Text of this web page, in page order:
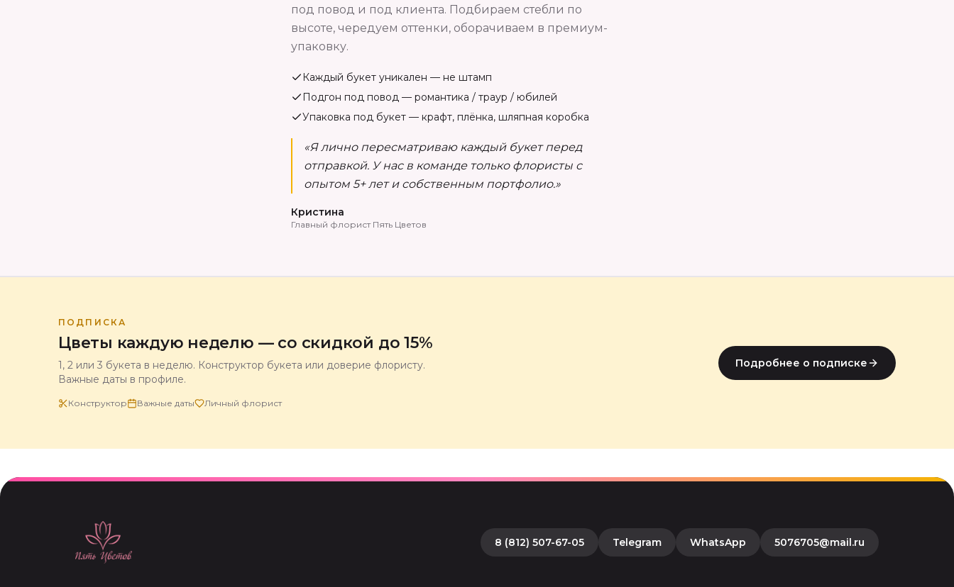
под повод и под клиента. Подбираем стебли по
высоте, чередуем оттенки, оборачиваем в премиум-
упаковку.
Каждый букет уникален — не штамп
Подгон под повод — романтика / траур / юбилей
Упаковка под букет — крафт, плёнка, шляпная коробка
«Я лично пересматриваю каждый букет перед
отправкой. У нас в команде только флористы с
опытом 5+ лет и собственным портфолио.»
Кристина
Главный флорист Пять Цветов
ПОДПИСКА
Цветы каждую неделю — со скидкой до 15%
1, 2 или 3 букета в неделю. Конструктор букета или доверие флористу.
Важные даты в профиле.
Конструктор Важные даты Личный флорист
Подробнее о подписке
8 (812) 507-67-05 Telegram WhatsApp 5076705@mail.ru